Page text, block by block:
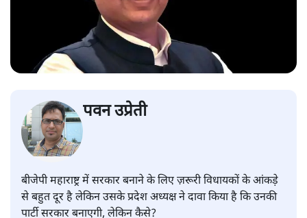
पवन उप्रेती
बीजेपी महाराष्ट्र में सरकार बनाने के लिए ज़रूरी विधायकों के आंकड़े
से बहुत दूर है लेकिन उसके प्रदेश अध्यक्ष ने दावा किया है कि उनकी
पार्टी सरकार बनाएगी, लेकिन कैसे?